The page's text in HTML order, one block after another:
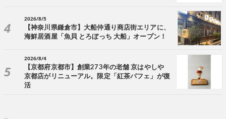
2026/8/5
【神奈川県鎌倉市】大船仲通り商店街エリアに、
海鮮居酒屋「魚貝 とろぼっち 大船」オープン！
2026/8/4
【京都府京都市】創業273年の老舗 京はやしや
京都店がリニューアル。限定「紅茶パフェ」が復
活